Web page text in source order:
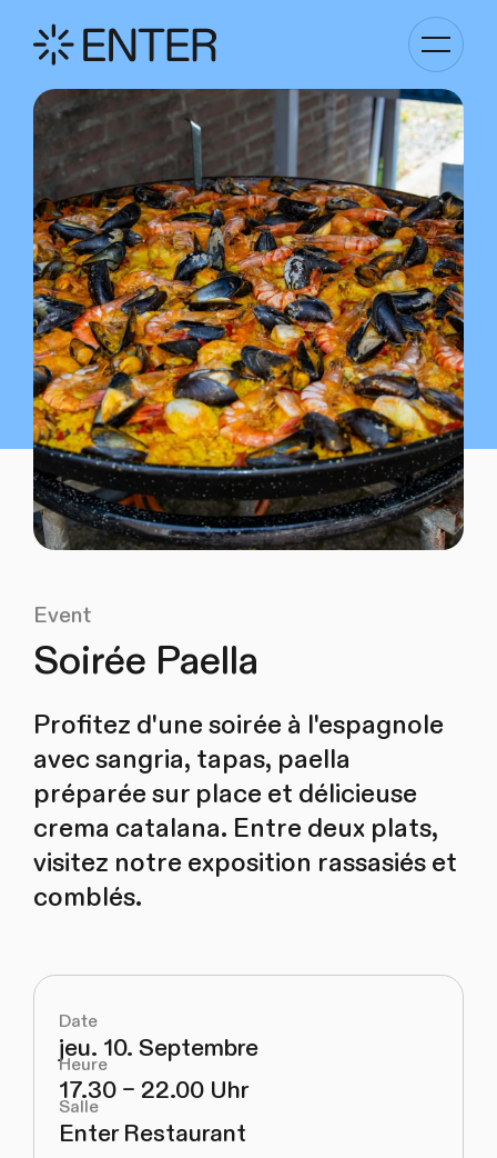
Basculer
la
Event
Soirée Paella
Profitez d'une soirée à l'espagnole
avec sangria, tapas, paella
préparée sur place et délicieuse
crema catalana. Entre deux plats,
visitez notre exposition rassasiés et
comblés.
Date
jeu. 10. Septembre
Heure
17.30 – 22.00 Uhr
Salle
Enter Restaurant